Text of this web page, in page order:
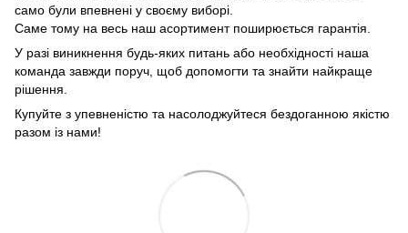
само були впевнені у своєму виборі.
Саме тому на весь наш асортимент поширюється гарантія.
У разі виникнення будь-яких питань або необхідності наша
команда завжди поруч, щоб допомогти та знайти найкраще
рішення.
Купуйте з упевненістю та насолоджуйтеся бездоганною якістю
разом із нами!